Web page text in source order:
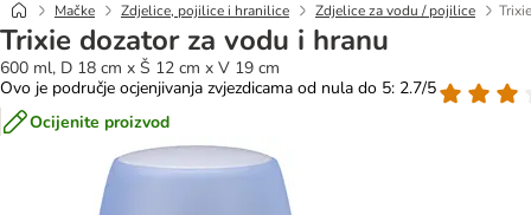
Mačke Zdjelice, pojilice i hranilice Zdjelice za vodu / pojilice
Trixie dozator za vodu i hranu
600 ml, D 18 cm x Š 12 cm x V 19 cm
Ovo je područje ocjenjivanja zvjezdicama od nula do 5: 2.7/5
Ocijenite proizvod